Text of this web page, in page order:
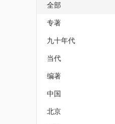
全部
专著
九十年代
当代
编著
中国
北京